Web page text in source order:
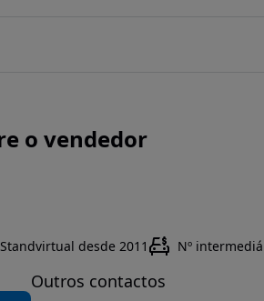
o vendedor
desde 2011 Nº
Outros contactos